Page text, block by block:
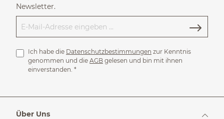
Newsletter.
Ich habe die Datenschutzbestimmungen zur Kenntnis
genommen und die AGB gelesen und bin mit ihnen
einverstanden. *
Über Uns